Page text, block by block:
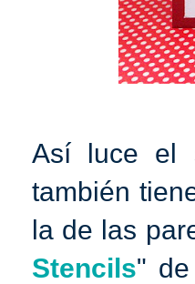
Así luce el
también
la de las
Stencils"